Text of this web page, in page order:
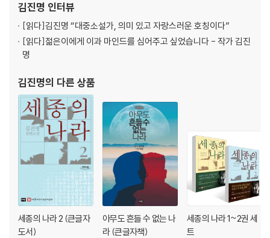
글자의 주인
조선이라는 나라
자금성의 서편
소리를 그려라
밝힌 『천년의 금서』, 일본의 한반도 침략이 어떤 역사
김진명 인터뷰
[읽다]김진명 “대중소설가, 의미 있고 자랑스러운 호칭이다”
[읽다]젊은이에게 이과 마인드를 심어주고 싶었습니다 - 작가 김진
명
김진명의 다른 상품
세종의 나라 2 (큰글자
도서)
아무도 흔들 수 없는 나
라 (큰글자책)
세종의 나라 1~2권 세
트